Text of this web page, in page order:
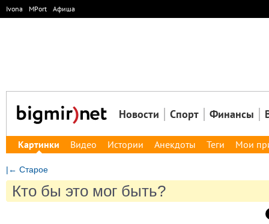
Ivona MPort Афиша
Новости Спорт Финансы
Картинки Видео Истории Анекдоты Теги Мои
|← Старое
Кто бы это мог быть?